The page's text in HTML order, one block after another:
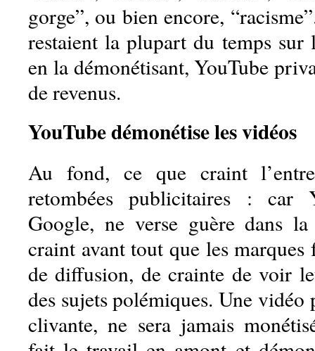
gorge”, ou bien encore,
restaient la plupart du temps sur
en la démonétisant, YouTube
de revenus.
YouTube démonétise les vidéos
Au fond, ce que craint
retombées publicitaires : car
Google, ne verse guère dans
craint avant tout que les
de diffusion, de crainte de voir
des sujets polémiques. Une
clivante, ne sera jamais